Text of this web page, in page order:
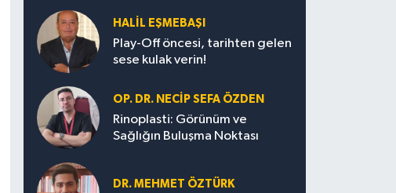
HALIL EŞMEBAŞI
Play-Off öncesi, tarihten gelen
sese kulak verin!
OP. DR. NECIP SEFA ÖZDEN
Rinoplasti: Görünüm ve
Sağlığın Buluşma Noktası
DR. MEHMET ÖZTÜRK